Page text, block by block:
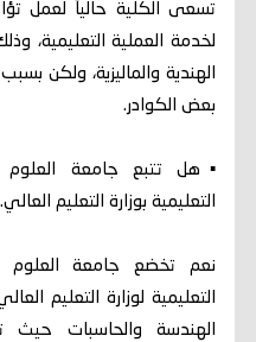
تسعى الكلية حالياً لعمل
لخدمة العملية التعليمية،
الهندية والماليزية، ولكن
بعض الكوادر.
▪︎هل تتبع جامعة العلوم
التعليمية بوزارة التعليم
نعم تخضع جامعة العلوم
التعليمية لوزارة التعليم
الهندسة والحاسبات حيث